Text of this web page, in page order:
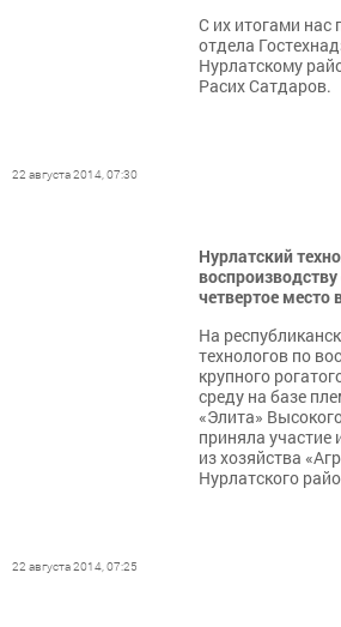
С их итогами нас
отдела
Нурлатскому
Расих Сатдаров.
22 августа 2014, 07:30
Нурлатский
четвертое место
На
технологов по
крупного
среду на базе
«Элита»
приняла участие
из хозяйства
Нурлатского
22 августа 2014, 07:25